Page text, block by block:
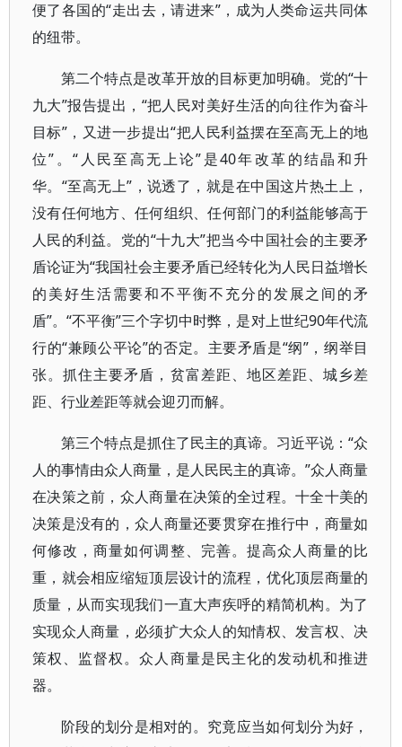
便了各国的“走出去，请进来”，成为人类命运共同体
的纽带。
第二个特点是改革开放的目标更加明确。党的“十
九大”报告提出，“把人民对美好生活的向往作为奋斗
目标”，又进一步提出“把人民利益摆在至高无上的地
位”。“人民至高无上论”是40年改革的结晶和升
华。“至高无上”，说透了，就是在中国这片热土上，
没有任何地方、任何组织、任何部门的利益能够高于
人民的利益。党的“十九大”把当今中国社会的主要矛
盾论证为“我国社会主要矛盾已经转化为人民日益增长
的美好生活需要和不平衡不充分的发展之间的矛
盾”。“不平衡”三个字切中时弊，是对上世纪90年代流
行的“兼顾公平论”的否定。主要矛盾是“纲”，纲举目
张。抓住主要矛盾，贫富差距、地区差距、城乡差
距、行业差距等就会迎刃而解。
第三个特点是抓住了民主的真谛。习近平说：“众
人的事情由众人商量，是人民民主的真谛。”众人商量
在决策之前，众人商量在决策的全过程。十全十美的
决策是没有的，众人商量还要贯穿在推行中，商量如
何修改，商量如何调整、完善。提高众人商量的比
重，就会相应缩短顶层设计的流程，优化顶层商量的
质量，从而实现我们一直大声疾呼的精简机构。为了
实现众人商量，必须扩大众人的知情权、发言权、决
策权、监督权。众人商量是民主化的发动机和推进
器。
阶段的划分是相对的。究竟应当如何划分为好，